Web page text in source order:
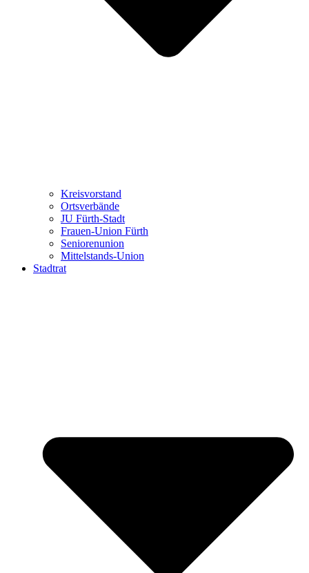
Kreisvorstand
Ortsverbände
JU Fürth-Stadt
Frauen-Union Fürth
Seniorenunion
Mittelstands-Union
Stadtrat